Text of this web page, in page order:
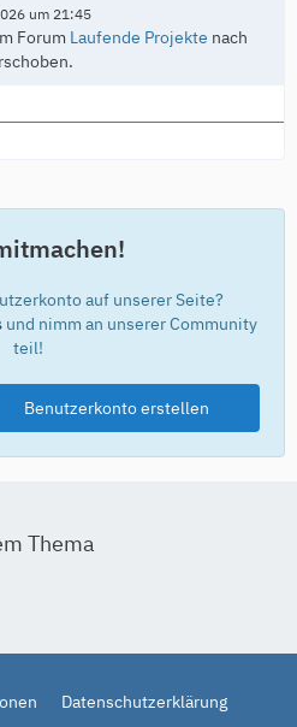
um 21:45
Forum Laufende Projekte nach
auf unserer Seite?
und nimm an unserer Community
teil!
Benutzerkonto erstellen
Thema
Datenschutzerklärung